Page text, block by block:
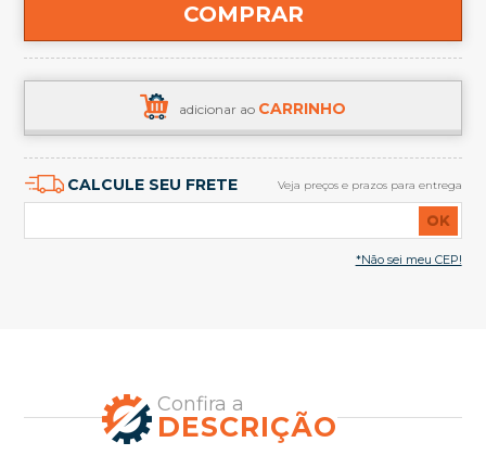
COMPRAR
adicionar ao CARRINHO
CALCULE SEU FRETE Veja preços e prazos para entrega
OK
*Não sei meu CEP!
Confira a
DESCRIÇÃO